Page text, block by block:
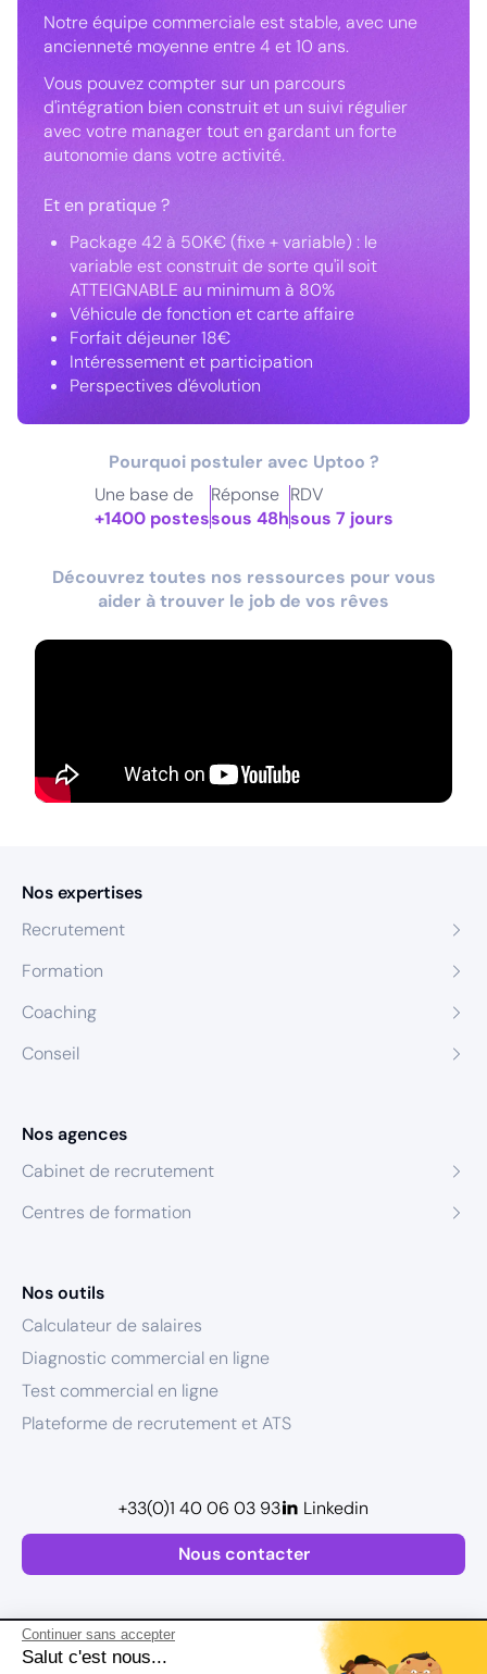
Continuer sans accepter
Salut c'est nous...
Notre équipe commerciale est stable, avec une
ancienneté moyenne entre 4 et 10 ans.
Vous pouvez compter sur un parcours
d'intégration bien construit et un suivi régulier
avec votre manager tout en gardant un forte
autonomie dans votre activité.
Et en pratique ?
Package 42 à 50K€ (fixe + variable) : le
variable est construit de sorte qu'il soit
ATTEIGNABLE au minimum à 80%
Véhicule de fonction et carte affaire
Forfait déjeuner 18€
Intéressement et participation
Perspectives d'évolution
Pourquoi postuler avec Uptoo ?
Une base de
+1400 postes
Réponse
sous 48h
RDV
sous 7 jours
Découvrez toutes nos ressources pour vous
aider à trouver le job de vos rêves
Nos expertises
Recrutement
Formation
Coaching
Conseil
Nos agences
Cabinet de recrutement
Centres de formation
Nos outils
Calculateur de salaires
Diagnostic commercial en ligne
Test commercial en ligne
Plateforme de recrutement et ATS
Nous contacter
+33(0)1 40 06 03 93 Linkedin